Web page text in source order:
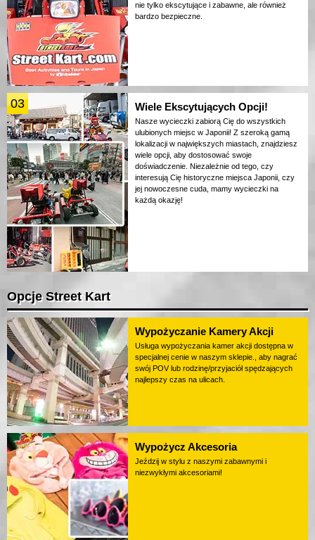
nie tylko ekscytujące i zabawne, ale również
bardzo bezpieczne.
03 Wiele Ekscytujących Opcji!
Nasze wycieczki zabiorą Cię do wszystkich
ulubionych miejsc w Japonii! Z szeroką gamą
lokalizacji w największych miastach, znajdziesz
wiele opcji, aby dostosować swoje
doświadczenie. Niezależnie od tego, czy
interesują Cię historyczne miejsca Japonii, czy
jej nowoczesne cuda, mamy wycieczki na
każdą okazję!
Opcje Street Kart
Wypożyczanie Kamery Akcji
Usługa wypożyczania kamer akcji dostępna w
specjalnej cenie w naszym sklepie., aby nagrać
swój POV lub rodzinę/przyjaciół spędzających
najlepszy czas na ulicach.
Wypożycz Akcesoria
Jeździj w stylu z naszymi zabawnymi i
niezwykłymi akcesoriami!